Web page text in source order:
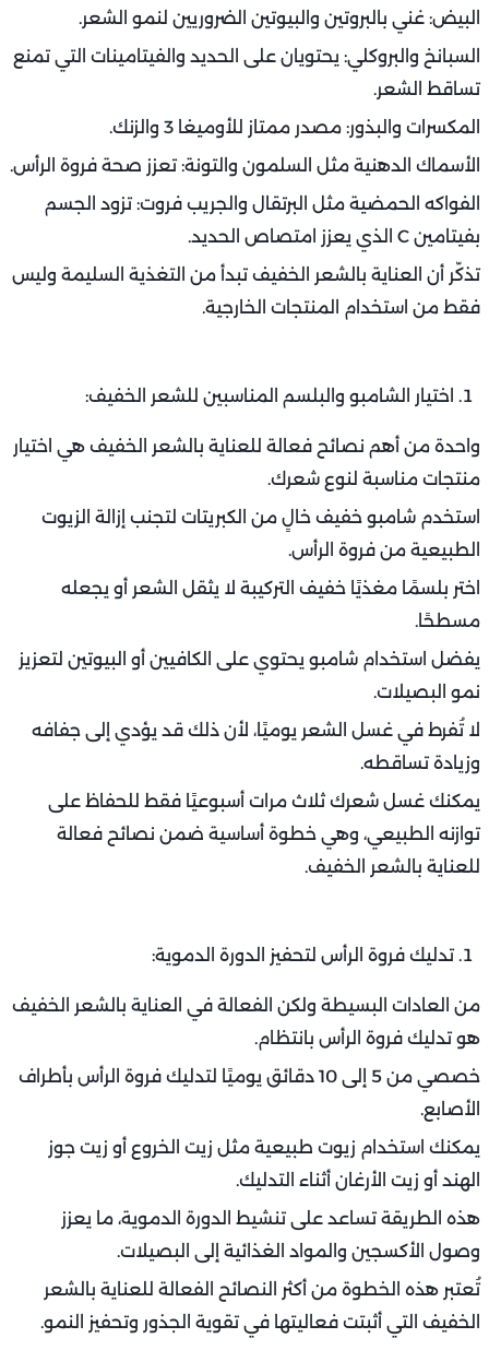
البيض: غني بالبروتين والبيوتين الضروريين لنمو الشعر.
السبانخ والبروكلي: يحتويان على الحديد والفيتامينات التي تمنع
تساقط الشعر.
المكسرات والبذور: مصدر ممتاز للأوميغا 3 والزنك.
الأسماك الدهنية مثل السلمون والتونة: تعزز صحة فروة الرأس.
الفواكه الحمضية مثل البرتقال والجريب فروت: تزود الجسم
بفيتامين C الذي يعزز امتصاص الحديد.
تذكّر أن العناية بالشعر الخفيف تبدأ من التغذية السليمة وليس
فقط من استخدام المنتجات الخارجية.
اختيار الشامبو والبلسم المناسبين للشعر الخفيف:
واحدة من أهم نصائح فعالة للعناية بالشعر الخفيف هي اختيار
منتجات مناسبة لنوع شعرك.
استخدم شامبو خفيف خالٍ من الكبريتات لتجنب إزالة الزيوت
الطبيعية من فروة الرأس.
اختر بلسمًا مغذيًا خفيف التركيبة لا يثقل الشعر أو يجعله
مسطحًا.
يفضل استخدام شامبو يحتوي على الكافيين أو البيوتين لتعزيز
نمو البصيلات.
لا تُفرط في غسل الشعر يوميًا، لأن ذلك قد يؤدي إلى جفافه
وزيادة تساقطه.
يمكنك غسل شعرك ثلاث مرات أسبوعيًا فقط للحفاظ على
توازنه الطبيعي، وهي خطوة أساسية ضمن نصائح فعالة
للعناية بالشعر الخفيف.
تدليك فروة الرأس لتحفيز الدورة الدموية:
من العادات البسيطة ولكن الفعالة في العناية بالشعر الخفيف
هو تدليك فروة الرأس بانتظام.
خصصي من 5 إلى 10 دقائق يوميًا لتدليك فروة الرأس بأطراف
الأصابع.
يمكنك استخدام زيوت طبيعية مثل زيت الخروع أو زيت جوز
الهند أو زيت الأرغان أثناء التدليك.
هذه الطريقة تساعد على تنشيط الدورة الدموية، ما يعزز
وصول الأكسجين والمواد الغذائية إلى البصيلات.
تُعتبر هذه الخطوة من أكثر النصائح الفعالة للعناية بالشعر
الخفيف التي أثبتت فعاليتها في تقوية الجذور وتحفيز النمو.